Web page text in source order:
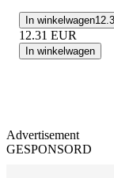
In winkelwagen
12.31 EUR
In winkelwagen
Advertisement
GESPONSORD